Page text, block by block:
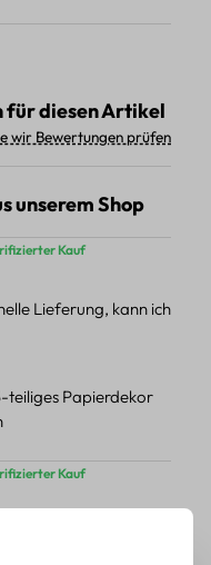
für diesen Artikel
wir Bewertungen prüfen
unserem Shop
5 Sternen
Kauf
Lieferung, kann ich
teiliges Papierdekor
5 Sternen
Kauf